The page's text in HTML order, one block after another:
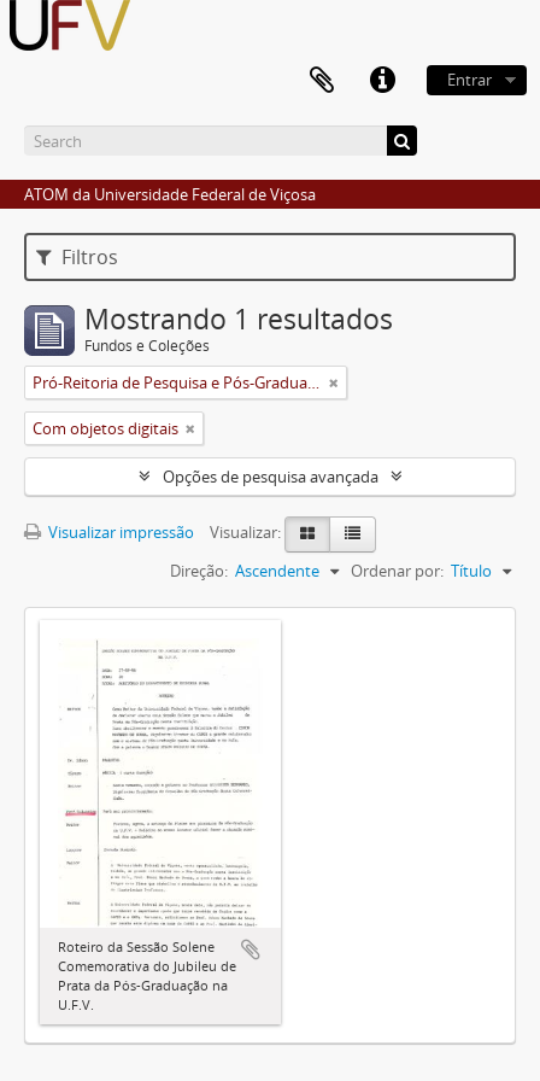
Entrar
ATOM da Universidade Federal de Viçosa
Filtros
Mostrando 1 resultados
Fundos e Coleções
Pró-Reitoria de Pesquisa e Pós-Graduação
Com objetos digitais
Opções de pesquisa avançada
Visualizar impressão
Visualizar:
Ordenar por: Título
Direção: Ascendente
Roteiro da Sessão Solene
Comemorativa do Jubileu de
Prata da Pós-Graduação na
U.F.V.